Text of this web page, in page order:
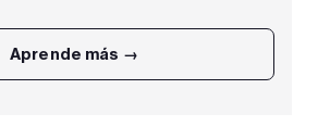
Aprende más →